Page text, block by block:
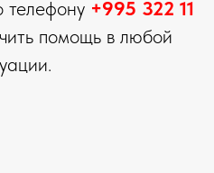
телефону +995 322 11
помощь в любой